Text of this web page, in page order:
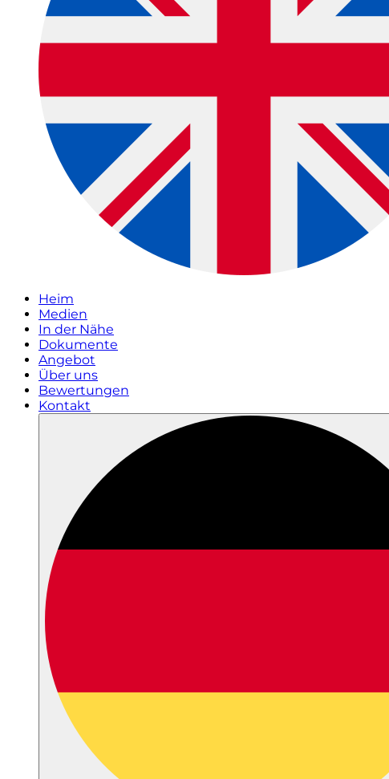
Heim
Medien
In der Nähe
Dokumente
Angebot
Über uns
Bewertungen
Kontakt